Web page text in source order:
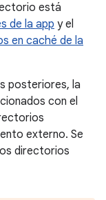
está
de la app y el
en caché de la
posteriores, la
con el
externo. Se
directorios